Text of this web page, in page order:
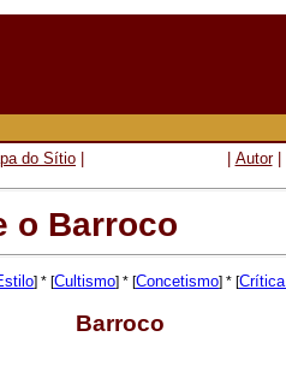
do Sítio Autor|
o Barroco
] * [Cultismo] * [Concetismo] * [
Barroco